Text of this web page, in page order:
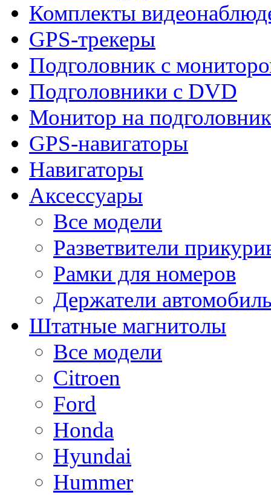
Комплекты
GPS-трекеры
Подголовник с
Подголовники с DVD
Монитор на подголовник
GPS-навигаторы
Навигаторы
Аксессуары
Все модели
Разветвители
Рамки для номеров
Держатели
Штатные магнитолы
Все модели
Citroen
Ford
Honda
Hyundai
Hummer